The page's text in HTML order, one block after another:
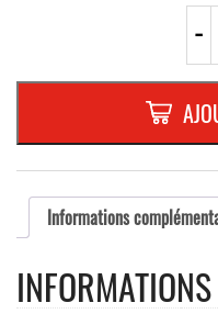
-
Informations